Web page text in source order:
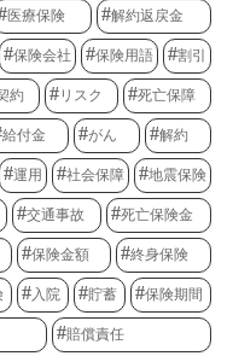
医療保険 解約返戻金
保険会社 保険用語 割引
約 リスク 死亡保障
給付金 がん 解約
運用 社会保障 地震保険
交通事故 死亡保険金
保険金額 終身保険
入院 貯蓄 保険期間
賠償責任